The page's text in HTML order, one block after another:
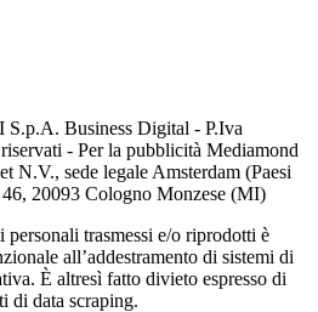
S.p.A. Business Digital - P.Iva
- Per la pubblicità Mediamond
N.V., sede legale Amsterdam (Paesi
20093 Cologno Monzese (MI)
trasmessi e/o riprodotti è
all’addestramento di sistemi di
È altresì fatto divieto espresso di
di data scraping.